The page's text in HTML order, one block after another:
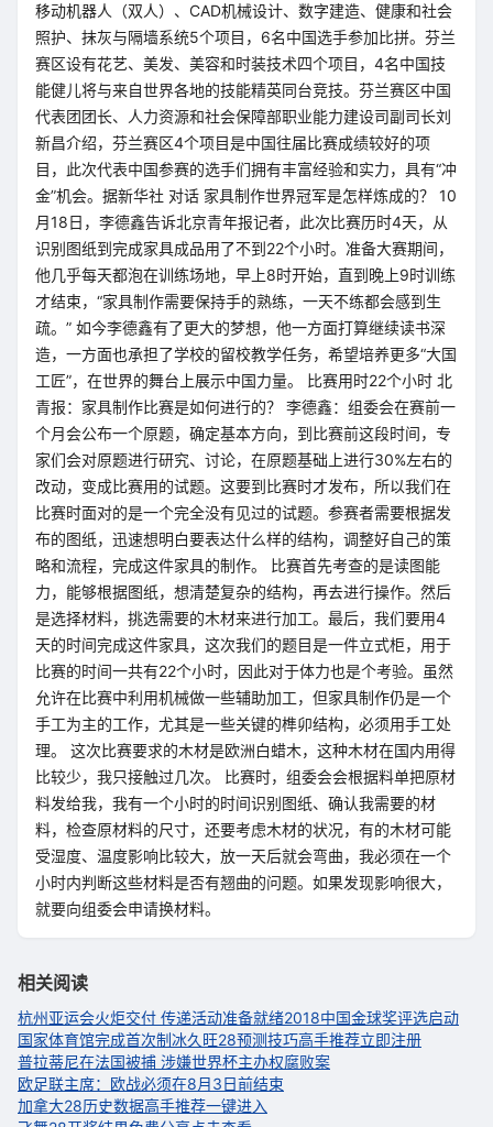
移动机器人（双人）、CAD机械设计、数字建造、健康和社会
照护、抹灰与隔墙系统5个项目，6名中国选手参加比拼。芬兰
赛区设有花艺、美发、美容和时装技术四个项目，4名中国技
能健儿将与来自世界各地的技能精英同台竞技。芬兰赛区中国
代表团团长、人力资源和社会保障部职业能力建设司副司长刘
新昌介绍，芬兰赛区4个项目是中国往届比赛成绩较好的项
目，此次代表中国参赛的选手们拥有丰富经验和实力，具有“冲
金”机会。据新华社 对话 家具制作世界冠军是怎样炼成的？ 10
月18日，李德鑫告诉北京青年报记者，此次比赛历时4天，从
识别图纸到完成家具成品用了不到22个小时。准备大赛期间，
他几乎每天都泡在训练场地，早上8时开始，直到晚上9时训练
才结束，“家具制作需要保持手的熟练，一天不练都会感到生
疏。” 如今李德鑫有了更大的梦想，他一方面打算继续读书深
造，一方面也承担了学校的留校教学任务，希望培养更多“大国
工匠”，在世界的舞台上展示中国力量。 比赛用时22个小时 北
青报：家具制作比赛是如何进行的？ 李德鑫：组委会在赛前一
个月会公布一个原题，确定基本方向，到比赛前这段时间，专
家们会对原题进行研究、讨论，在原题基础上进行30%左右的
改动，变成比赛用的试题。这要到比赛时才发布，所以我们在
比赛时面对的是一个完全没有见过的试题。参赛者需要根据发
布的图纸，迅速想明白要表达什么样的结构，调整好自己的策
略和流程，完成这件家具的制作。 比赛首先考查的是读图能
力，能够根据图纸，想清楚复杂的结构，再去进行操作。然后
是选择材料，挑选需要的木材来进行加工。最后，我们要用4
天的时间完成这件家具，这次我们的题目是一件立式柜，用于
比赛的时间一共有22个小时，因此对于体力也是个考验。虽然
允许在比赛中利用机械做一些辅助加工，但家具制作仍是一个
手工为主的工作，尤其是一些关键的榫卯结构，必须用手工处
理。 这次比赛要求的木材是欧洲白蜡木，这种木材在国内用得
比较少，我只接触过几次。 比赛时，组委会会根据料单把原材
料发给我，我有一个小时的时间识别图纸、确认我需要的材
料，检查原材料的尺寸，还要考虑木材的状况，有的木材可能
受湿度、温度影响比较大，放一天后就会弯曲，我必须在一个
小时内判断这些材料是否有翘曲的问题。如果发现影响很大，
就要向组委会申请换材料。
相关阅读
杭州亚运会火炬交付 传递活动准备就绪2018中国金球奖评选启动
国家体育馆完成首次制冰久旺28预测技巧高手推荐立即注册
普拉蒂尼在法国被捕 涉嫌世界杯主办权腐败案
欧足联主席：欧战必须在8月3日前结束
加拿大28历史数据高手推荐一键进入